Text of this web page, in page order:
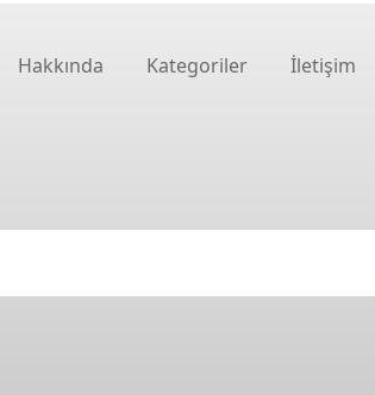
Hakkında Kategoriler İletişim